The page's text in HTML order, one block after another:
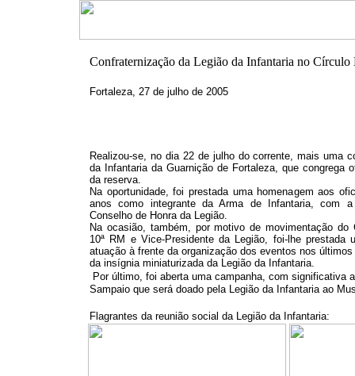
Confraternização da Legião da Infantaria no
Fortaleza, 27 de julho de 2005
Realizou-se, no dia 22 de julho do corrente, mais uma
da Infantaria da Guarnição de Fortaleza, que congrega
da reserva.
Na oportunidade, foi prestada uma homenagem aos
anos como integrante da Arma de Infantaria, com
Conselho de Honra da Legião.
Na ocasião, também, por motivo de movimentação do
10ª RM e Vice-Presidente da Legião, foi-lhe prestada
atuação à frente da organização dos eventos nos
da insígnia miniaturizada da Legião da Infantaria.
Por último, foi aberta uma campanha, com significativa
Sampaio que será doado pela Legião da Infantaria ao
Flagrantes da reunião social da Legião da Infantaria: